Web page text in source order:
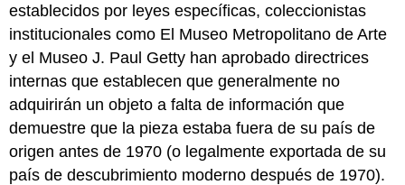
establecidos por leyes específicas, coleccionistas
institucionales como El Museo Metropolitano de Arte
y el Museo J. Paul Getty han aprobado directrices
internas que establecen que generalmente no
adquirirán un objeto a falta de información que
demuestre que la pieza estaba fuera de su país de
origen antes de 1970 (o legalmente exportada de su
país de descubrimiento moderno después de 1970).